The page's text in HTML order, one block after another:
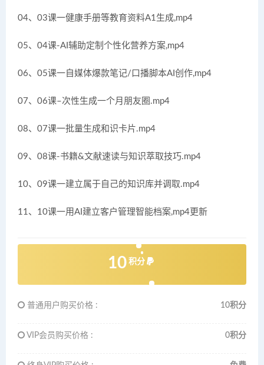
04、03课一健康手册等教育资料A1生成,mp4
05、04课-AI辅助定制个性化营养方案,mp4
06、05课一自媒体爆款笔记/口播脚本AI创作,mp4
07、06课–次性生成一个月朋友圈.mp4
08、07课一批量生成和识卡片.mp4
09、08课-书籍&文献速读与知识萃取技巧.mp4
10、09课一建立属于自己的知识库并调取.mp4
11、10课一用AI建立客户管理智能档案,mp4更新
10 积分
普通用户购买价格 : 10积分
VIP会员购买价格 : 0积分